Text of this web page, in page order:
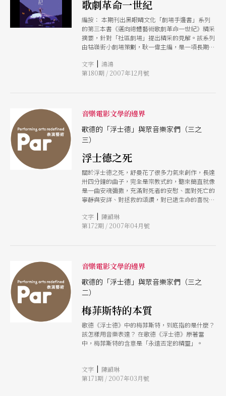
歌劇革命一世紀
編按： 本期刊出黑眼睛文化「劇場手邊書」系列
的第三本書《邁向總體藝術歌劇革命一世紀》精采
摘要，針對「社區劇場」提出精采的見解。該系列
由牯嶺街小劇場策劃，耿一偉主編，是一項長期的
性、深入淺出的考量，尤其注重以個別作者對國內
現況的觀察，提出有用的論題方向，彌補中文出版
演。伏爾泰即曾如此嘲諷：「歌劇裡的故事都是那
麼蠢，以至於無法用言語說出來，只好用唱的。」
當然那是針對十八世紀而言。時至今日，歌劇演出
的美學已經和伏爾泰的時代大不相同，在現代表演
傳統演出風尚所覆蓋的珠玉。歌劇演出已經變成一
門全新的藝術。 當代劇場無不以「總體藝術」為
標的，歌劇並不獨獨例外。事實上，總體藝術
（Gesamtkunstwerk）這個概念，還是華格納在
一八五○年首倡的。歌劇的義大利原文opera即
「組合」之意，意味著歌劇本來就是門綜合藝術。
統合了音樂、歌曲、舞蹈、詩詞、美術、甚至劇場
空間的表現形式。他以歌劇的「進化」形式「樂
仍是具有指標意義的。 華格納的理念有許多實際
遮蔽、將樂團放置在深不可見的樂池中凡此種種讓
觀眾得以專注於舞台藝術呈現的現代劇場成規，莫
來取代升降大幕，以免幕啟時觀眾先看到的是演員
然之前每一代的歌劇革命家，從蒙台威爾第、葛路
克、到莫札特，率皆以增強戲劇表現幅度為革新音
樂語言的動力，但華格納的整體劇場策略更為徹底
華格納為自己的理念創造了實踐的場域。劇場史往
往將後來的易卜生、史特林堡、或契訶夫作為現代
戲劇
文字 | 鴻鴻
第180期 / 2007年12月號
音樂電影文學的邊界
歌德的「浮士德」與眾音樂家們（三之
三）
浮士德之死
關於浮士德之死，舒曼花了很多力氣來創作，長達
卅四分鐘的曲子，完全是宗教式的，聽來簡直就像
是一曲安魂彌撒，充滿對死者的安慰、面對死亡的
寧靜與安詳、對拯救的頌讚，對已逝生命的喜悅與
文字 | 陳韻琳
第172期 / 2007年04月號
音樂電影文學的邊界
歌德的「浮士德」與眾音樂家們（三之
二）
梅菲斯特的本質
歌德《浮士德》中的梅菲斯特，到底指的是什麼？
該怎樣用音樂表達？ 在歌德《浮士德》原著當
中，梅菲斯特的含意是「永遠否定的精靈」。
文字 | 陳韻琳
第171期 / 2007年03月號